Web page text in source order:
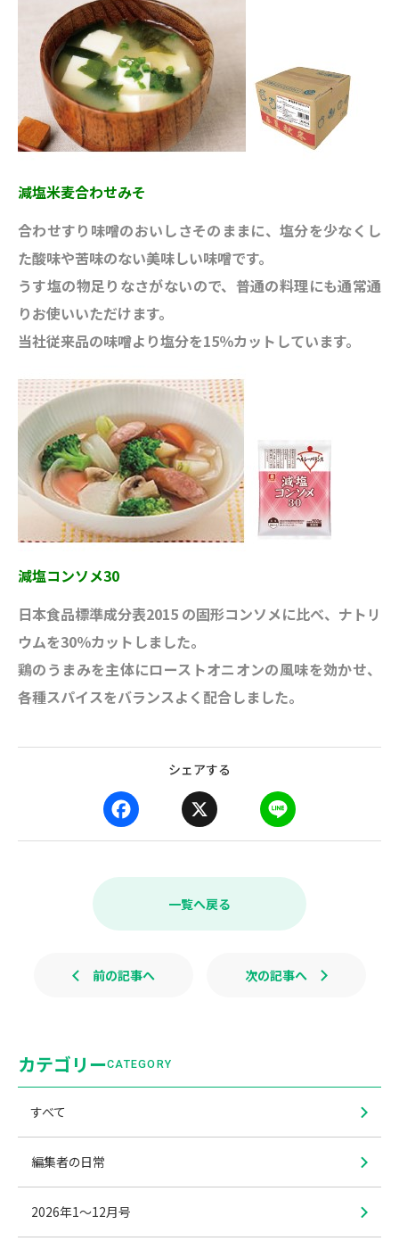
減塩米麦合わせみそ
合わせすり味噌のおいしさそのままに、塩分を少なくし
た酸味や苦味のない美味しい味噌です。
うす塩の物足りなさがないので、普通の料理にも通常通
りお使いいただけます。
当社従来品の味噌より塩分を15％カットしています。
減塩コンソメ30
日本食品標準成分表2015 の固形コンソメに比べ、ナトリ
ウムを30％カットしました。
鶏のうまみを主体にローストオニオンの風味を効かせ、
各種スパイスをバランスよく配合しました。
シェアする
a
e
k
i
e
一覧へ戻る
前の記事へ 次の記事へ
カテゴリーCATEGORY
すべて
編集者の日常
2026年1〜12月号